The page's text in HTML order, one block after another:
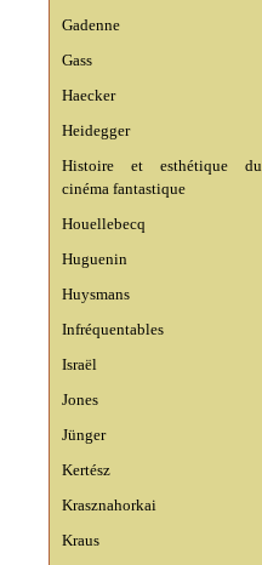
Gadenne
Gass
Haecker
Heidegger
Histoire et esthétique du
cinéma fantastique
Houellebecq
Huguenin
Huysmans
Infréquentables
Israël
Jones
Jünger
Kertész
Krasznahorkai
Kraus